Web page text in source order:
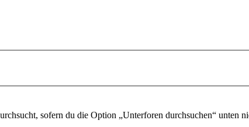
sofern du die Option „Unterforen durchsuchen“ unten